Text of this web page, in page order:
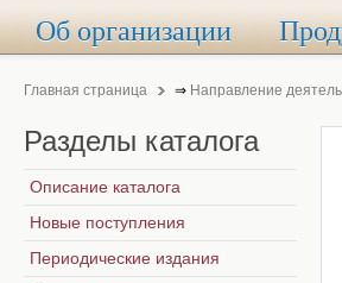
Об организации
Главная страница ⇒ Направление
Разделы каталога
Описание каталога
Новые поступления
Периодические издания